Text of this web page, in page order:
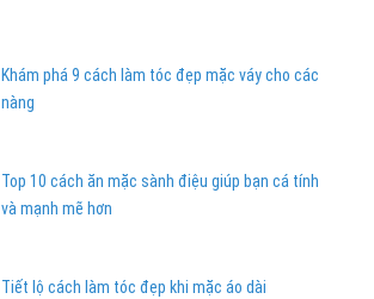
Khám phá 9 cách làm tóc đẹp mặc váy cho các
nàng
Top 10 cách ăn mặc sành điệu giúp bạn cá tính
và mạnh mẽ hơn
Tiết lộ cách làm tóc đẹp khi mặc áo dài